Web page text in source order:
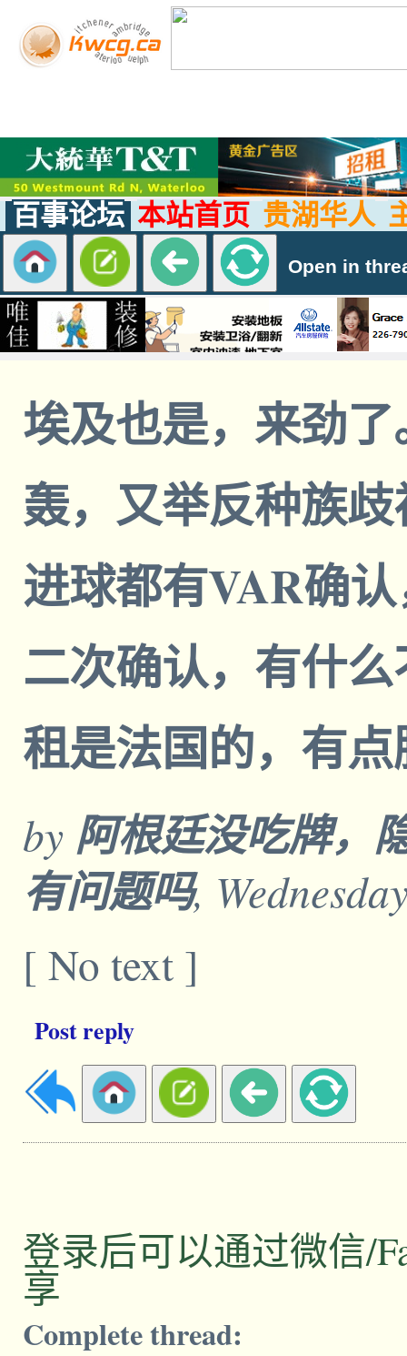
百事论坛 本站首页 贵湖华人
Open in
埃及也是，来劲
轰，又举反种族
进球都有VAR确
二次确认，有什
租是法国的，有
by 阿根廷没吃牌，
有问题吗,
[ No text ]
Post reply
登录后可以通过微信/
享
Complete thread: